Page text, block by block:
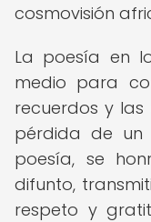
cosmovisión
La poesía en
medio para
recuerdos y
pérdida de un
poesía, se
difunto,
respeto y